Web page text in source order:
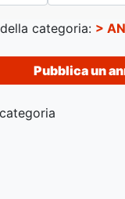
categoria: >
Pubblica un